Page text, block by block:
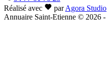
Réalisé avec
par Agora Studio
Annuaire Saint-Etienne © 2026 -